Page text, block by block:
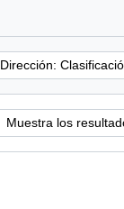
Dirección:
Muestra los